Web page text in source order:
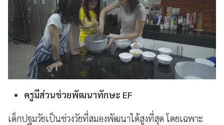
ครูมีส่วนช่วยพัฒนาทักษะ EF
เด็กปฐมวัยเป็นช่วงวัยที่สมองพัฒนาได้สูงที่สุด โดยเฉพาะ